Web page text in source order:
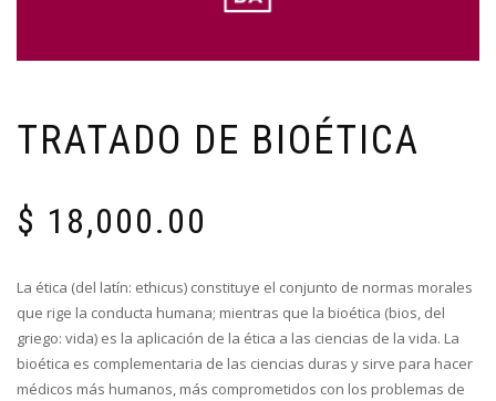
TRATADO DE BIOÉTICA
$ 18,000.00
La ética (del latín: ethicus) constituye el conjunto de normas morales
que rige la conducta humana; mientras que la bioética (bios, del
griego: vida) es la aplicación de la ética a las ciencias de la vida. La
bioética es complementaria de las ciencias duras y sirve para hacer
médicos más humanos, más comprometidos con los problemas de